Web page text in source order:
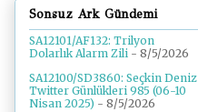
Sonsuz Ark Gündemi
SA12101/AF132: Trilyon
Dolarlık Alarm Zili - 8/5/2026
SA12100/SD3860: Seçkin Deniz
Twitter Günlükleri 985 (06-10
Nisan 2025) - 8/5/2026